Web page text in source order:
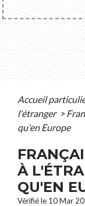
Accueil
l'étranger >
qu'en Europe
À
QU'EN
Vérifié le 10 Mar